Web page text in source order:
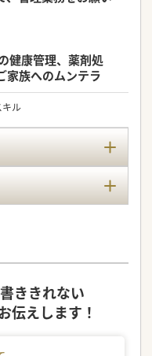
健康管理、薬剤処
家族へのムンテラ
キル
ききれない
伝えします！